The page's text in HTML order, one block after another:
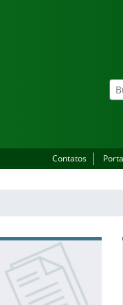
Contatos